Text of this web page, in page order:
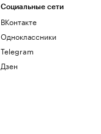
Социальные сети
ВКонтакте
Одноклассники
Telegram
Дзен